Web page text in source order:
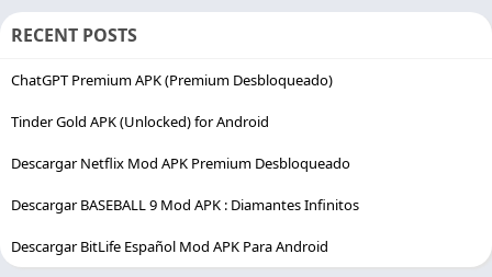
RECENT POSTS
ChatGPT Premium APK (Premium Desbloqueado)
Tinder Gold APK (Unlocked) for Android
Descargar Netflix Mod APK Premium Desbloqueado
Descargar BASEBALL 9 Mod APK : Diamantes Infinitos
Descargar BitLife Español Mod APK Para Android